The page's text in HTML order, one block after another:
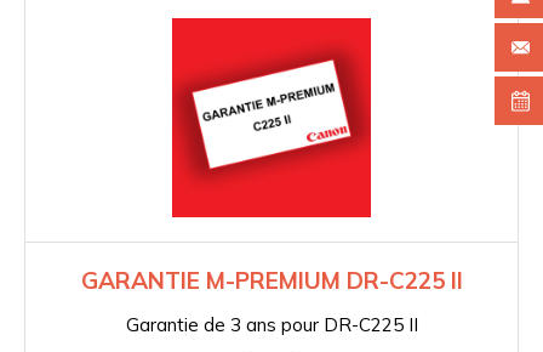
GARANTIE M-PREMIUM DR-C225 II
Garantie de 3 ans pour DR-C225 II